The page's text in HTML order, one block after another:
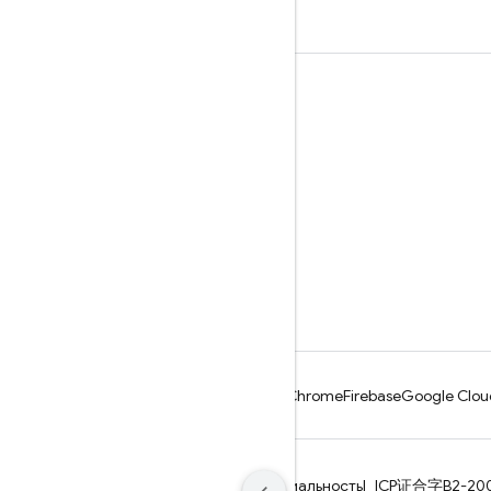
ChromeFirebaseGoogle
Конфиденциальность ICP证合字B2-